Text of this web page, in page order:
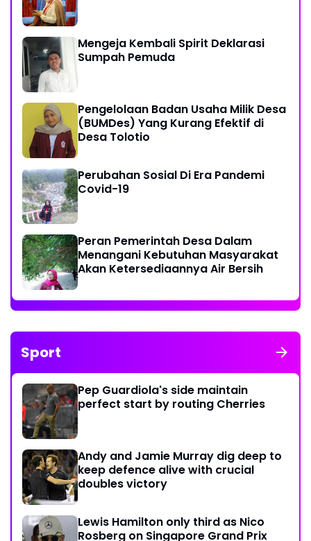
Mengeja Kembali Spirit Deklarasi
Sumpah Pemuda
Pengelolaan Badan Usaha Milik Desa
(BUMDes) Yang Kurang Efektif di
Desa Tolotio
Perubahan Sosial Di Era Pandemi
Covid-19
Peran Pemerintah Desa Dalam
Menangani Kebutuhan Masyarakat
Akan Ketersediaannya Air Bersih
Sport
Pep Guardiola's side maintain
perfect start by routing Cherries
Andy and Jamie Murray dig deep to
keep defence alive with crucial
doubles victory
Lewis Hamilton only third as Nico
Rosberg on Singapore Grand Prix